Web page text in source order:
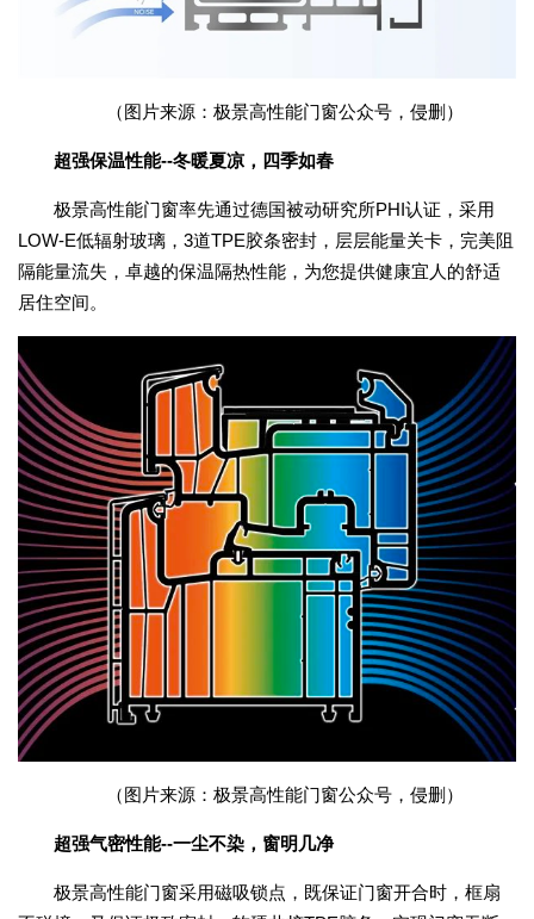
（图片来源：极景高性能门窗公众号，侵删）
超强保温性能--冬暖夏凉，四季如春
极景高性能门窗率先通过德国被动研究所PHI认证，采用
LOW-E低辐射玻璃，3道TPE胶条密封，层层能量关卡，完美阻
隔能量流失，卓越的保温隔热性能，为您提供健康宜人的舒适
居住空间。
（图片来源：极景高性能门窗公众号，侵删）
超强气密性能--一尘不染，窗明几净
极景高性能门窗采用磁吸锁点，既保证门窗开合时，框扇